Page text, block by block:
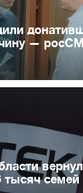
—
тысяч семей